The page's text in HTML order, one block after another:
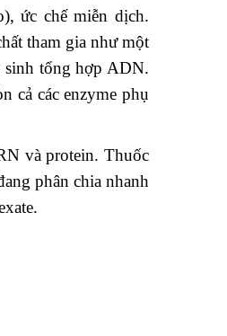
ức chế miễn dịch.
tham gia như một
sinh tổng hợp ADN.
cả các enzyme phụ
và protein. Thuốc
phân chia nhanh